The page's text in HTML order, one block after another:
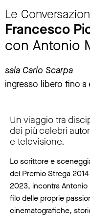
Le
Francesco
con Antonio
sala Carlo Scarpa
ingresso libero fino
Un viaggio tra
dei più celebri
e televisione.
Lo scrittore e
del Premio Strega
2023, incontra
filo delle proprie
cinematografiche,